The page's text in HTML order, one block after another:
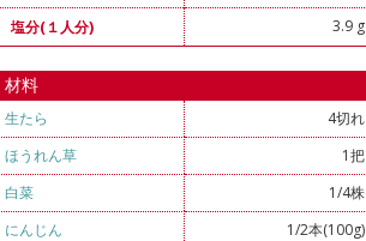
塩分(１人分)
3.9 g
材料
生たら
4切れ
ほうれん草
1把
白菜
1/4株
にんじん
1/2本(100g)